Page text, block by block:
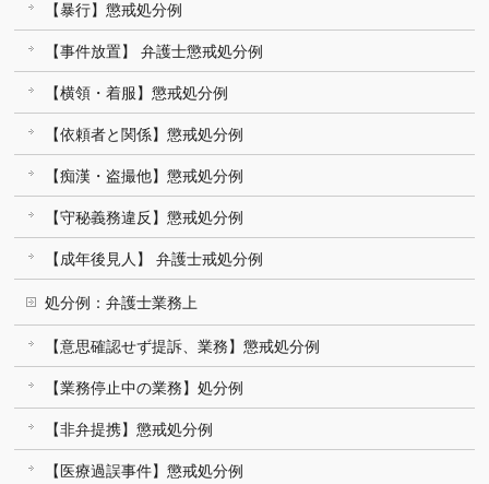
【暴行】懲戒処分例
【事件放置】 弁護士懲戒処分例
【横領・着服】懲戒処分例
【依頼者と関係】懲戒処分例
【痴漢・盗撮他】懲戒処分例
【守秘義務違反】懲戒処分例
【成年後見人】 弁護士戒処分例
処分例：弁護士業務上
【意思確認せず提訴、業務】懲戒処分例
【業務停止中の業務】処分例
【非弁提携】懲戒処分例
【医療過誤事件】懲戒処分例